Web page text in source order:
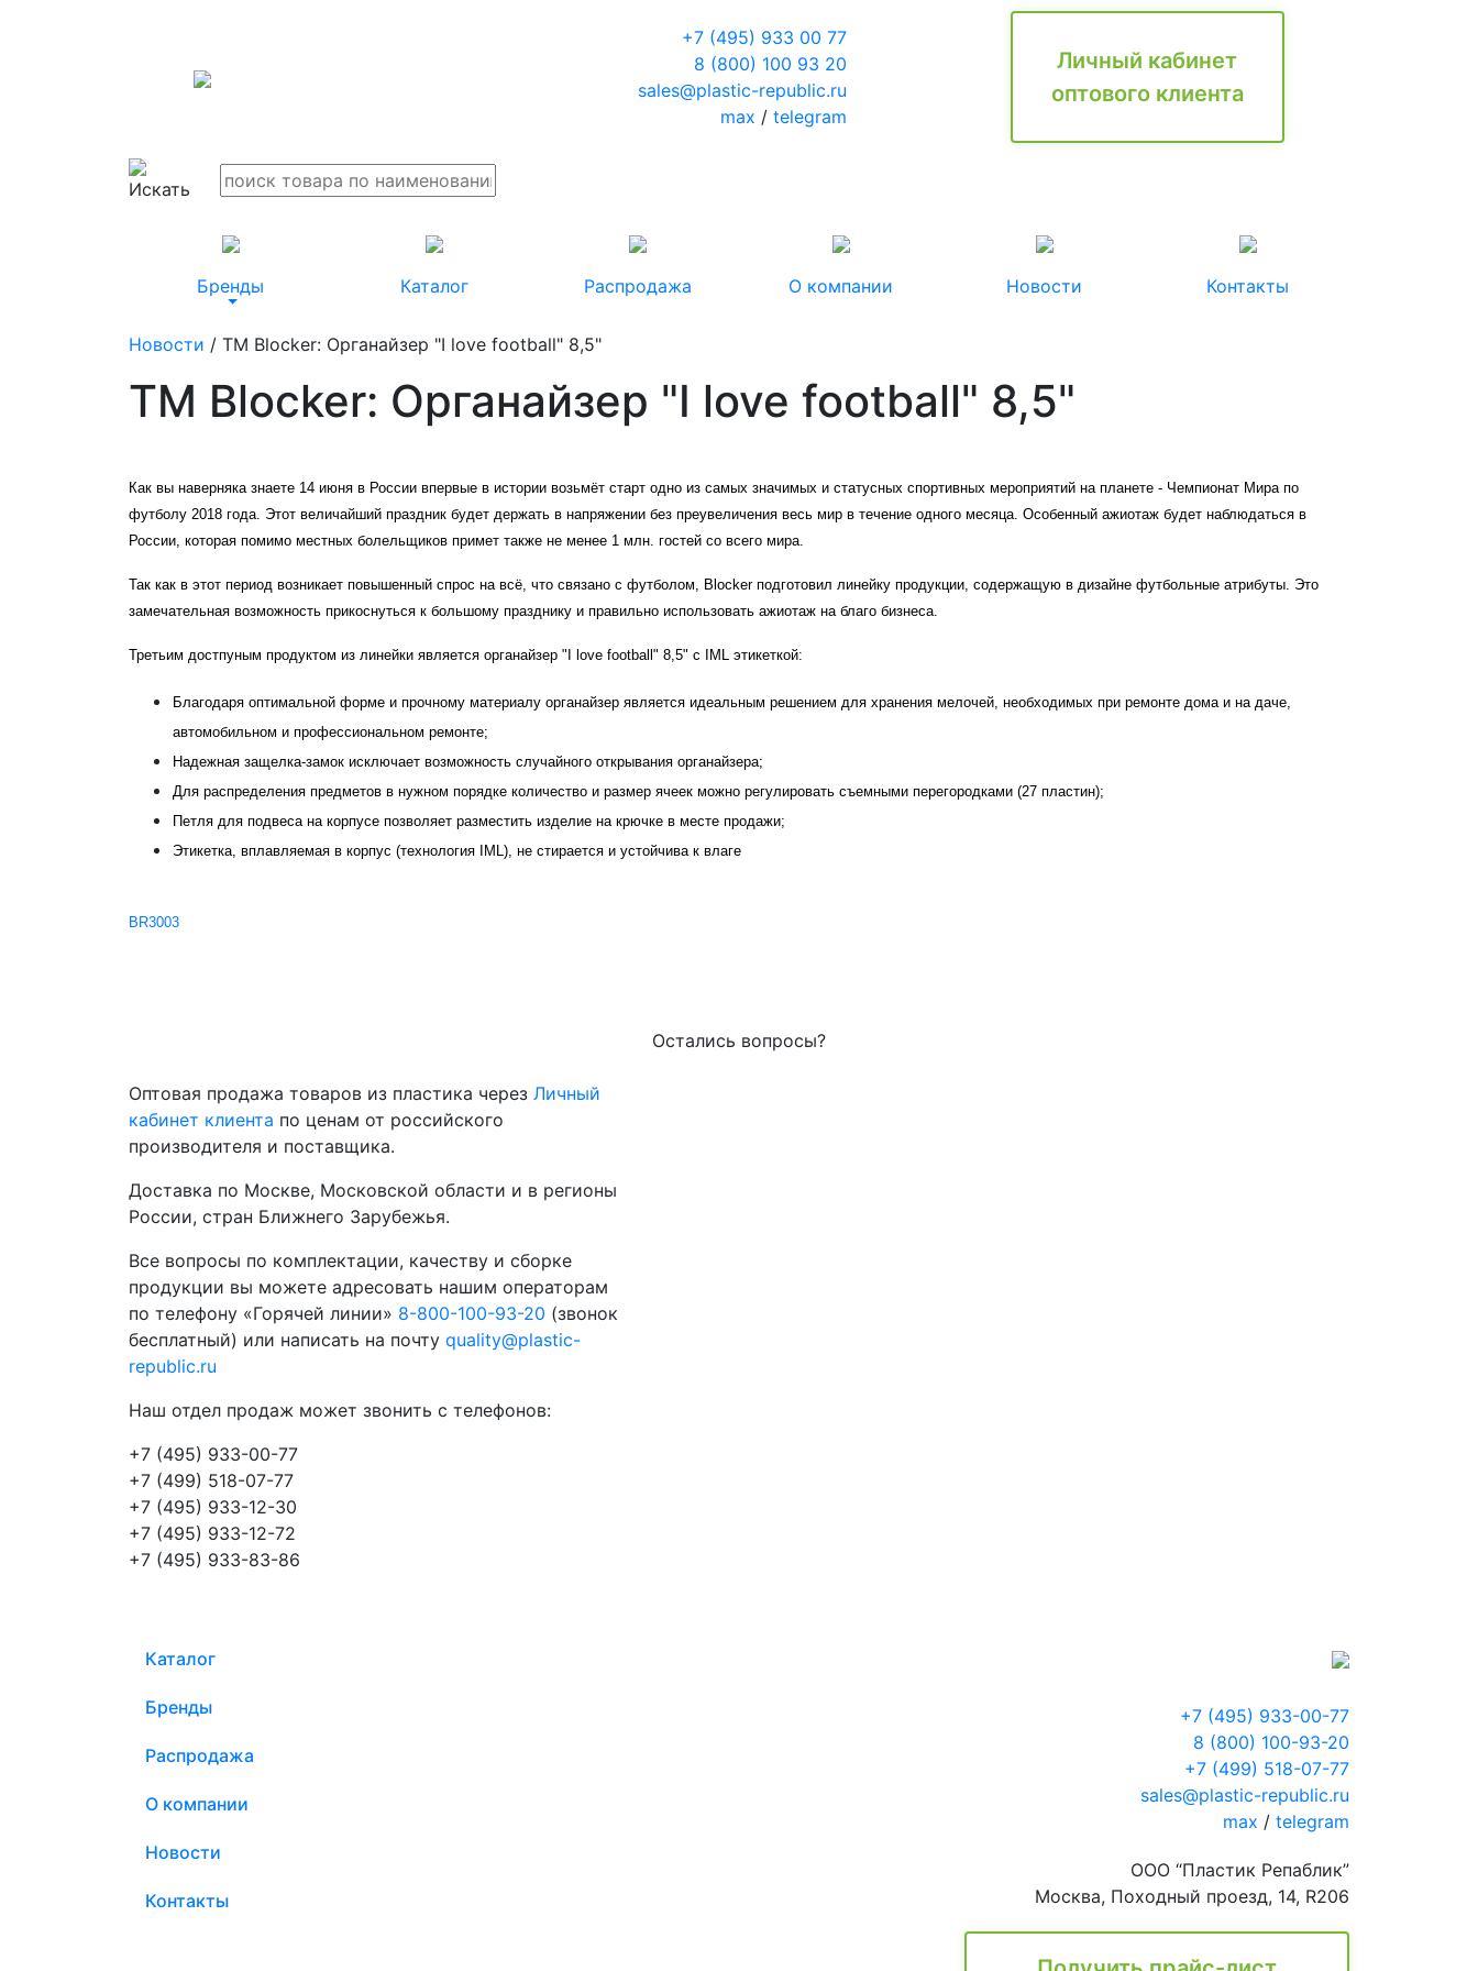
+7 (495) 933 00 77
8 (800) 100 93 20
sales@plastic-republic.ru
max / telegram
Личный кабинет
оптового клиента
Бренды Каталог Распродажа О компании Новости Контакты
Новости / TM Blocker: Органайзер "I love football" 8,5"
TM Blocker: Органайзер "I love football" 8,5"
Как вы наверняка знаете 14 июня в России впервые в истории возьмёт старт одно из самых значимых и статусных спортивных мероприятий на планете - Чемпионат Мира по
футболу 2018 года. Этот величайший праздник будет держать в напряжении без преувеличения весь мир в течение одного месяца. Особенный ажиотаж будет наблюдаться в
России, которая помимо местных болельщиков примет также не менее 1 млн. гостей со всего мира.
Так как в этот период возникает повышенный спрос на всё, что связано с футболом, Blocker подготовил линейку продукции, содержащую в дизайне футбольные атрибуты. Это
замечательная возможность прикоснуться к большому празднику и правильно использовать ажиотаж на благо бизнеса.
Третьим достпуным продуктом из линейки является органайзер "I love football" 8,5" с IML этикеткой:
Благодаря оптимальной форме и прочному материалу органайзер является идеальным решением для хранения мелочей, необходимых при ремонте дома и на даче,
автомобильном и профессиональном ремонте;
Надежная защелка-замок исключает возможность случайного открывания органайзера;
Для распределения предметов в нужном порядке количество и размер ячеек можно регулировать съемными перегородками (27 пластин);
Петля для подвеса на корпусе позволяет разместить изделие на крючке в месте продажи;
Этикетка, вплавляемая в корпус (технология IML), не стирается и устойчива к влаге
BR3003
Остались вопросы?
Оптовая продажа товаров из пластика через Личный
кабинет клиента по ценам от российского
производителя и поставщика.
Доставка по Москве, Московской области и в регионы
России, стран Ближнего Зарубежья.
Все вопросы по комплектации, качеству и сборке
продукции вы можете адресовать нашим операторам
по телефону «Горячей линии» 8-800-100-93-20 (звонок
бесплатный) или написать на почту quality@plastic-
republic.ru
Наш отдел продаж может звонить с телефонов:
+7 (495) 933-00-77
+7 (499) 518-07-77
+7 (495) 933-12-30
+7 (495) 933-12-72
+7 (495) 933-83-86
Каталог
Бренды
Распродажа
О компании
Новости
Контакты
+7 (495) 933-00-77
8 (800) 100-93-20
+7 (499) 518-07-77
sales@plastic-republic.ru
max / telegram
ООО “Пластик Репаблик”
Москва, Походный проезд, 14, R206